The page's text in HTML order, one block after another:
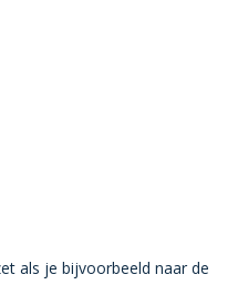
als je bijvoorbeeld naar de